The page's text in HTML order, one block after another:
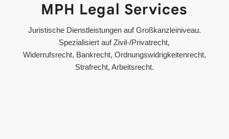
MPH Legal Services
Juristische Dienstleistungen auf Großkanzleiniveau.
Spezialisiert auf Zivil-/Privatrecht,
Widerrufsrecht, Bankrecht, Ordnungswidrigkeitenrecht,
Strafrecht, Arbeitsrecht.